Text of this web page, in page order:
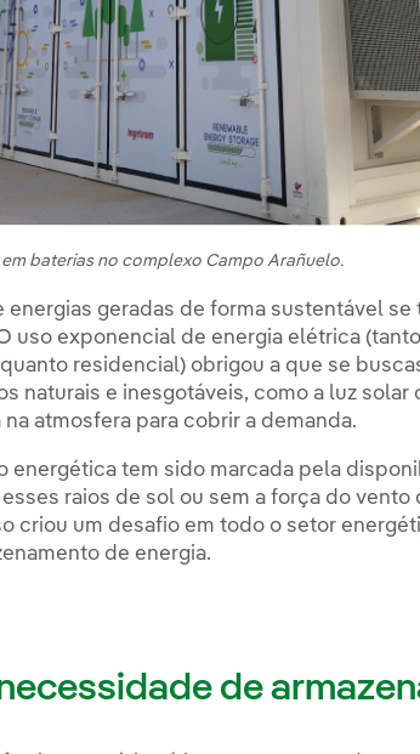
tecnologias
e Serviços
de inovação
baterias no complexo Campo Arañuelo.
energias geradas de forma sustentável
uso exponencial de energia elétrica
residencial) obrigou a que se
naturais e inesgotáveis, como a luz solar
atmosfera para cobrir a demanda.
energética tem sido marcada pela
raios de sol ou sem a força do
criou um desafio em todo o setor
de energia.
de